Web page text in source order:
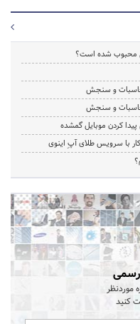
محبوب شده است؟
و سنجش
و سنجش
کردن موبایل گمشده
با سرویس طلای آپِ اینوی
رسمی
موردنظر
کنید